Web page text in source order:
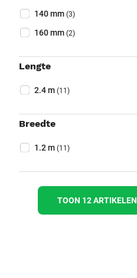
140 mm (3)
160 mm (2)
Lengte
Lengte (Optioneel)
2.4 m (11)
Breedte
Breedte (Optioneel)
1.2 m (11)
TOON 12 ARTIKELEN